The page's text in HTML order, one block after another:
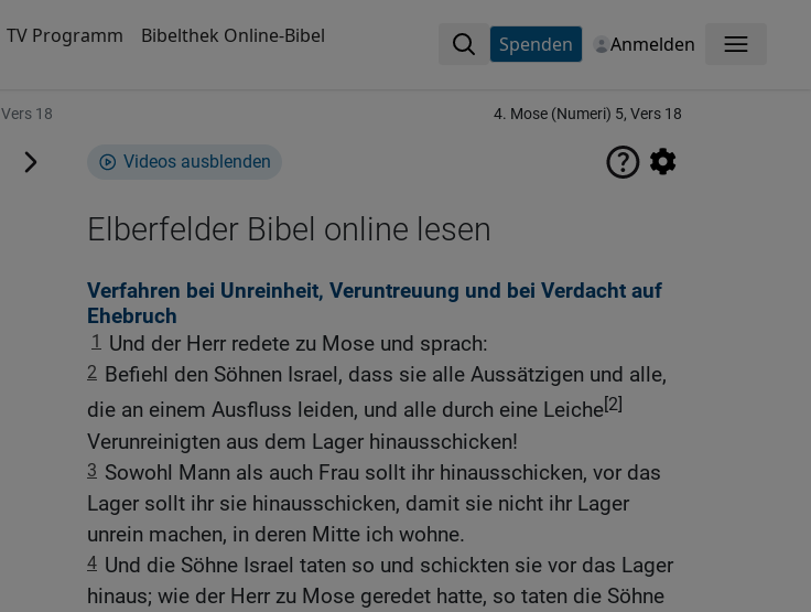
TV Programm Bibelthek Online-Bibel Spenden Anmelden Menü
Vers 18 4. Mose (Numeri) 5, Vers 18
Videos ausblenden
Elberfelder Bibel online lesen
Verfahren bei Unreinheit, Veruntreuung und bei Verdacht auf
Ehebruch
1 Und der Herr redete zu Mose und sprach:
2 Befiehl den Söhnen Israel, dass sie alle Aussätzigen und alle,
die an einem Ausfluss leiden, und alle durch eine Leiche[2]
Verunreinigten aus dem Lager hinausschicken!
3 Sowohl Mann als auch Frau sollt ihr hinausschicken, vor das
Lager sollt ihr sie hinausschicken, damit sie nicht ihr Lager
unrein machen, in deren Mitte ich wohne.
4 Und die Söhne Israel taten so und schickten sie vor das Lager
hinaus; wie der Herr zu Mose geredet hatte, so taten die Söhne